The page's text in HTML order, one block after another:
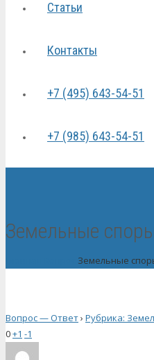
Статьи
Контакты
+7 (495) 643-54-51
+7 (985) 643-54-51
Земельные
Земельные
Вопрос — Ответ› Рубрика:
0+1 -1